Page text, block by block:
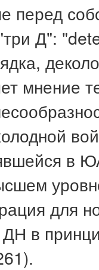
перед
Д":
мнение
в
для
ДН в